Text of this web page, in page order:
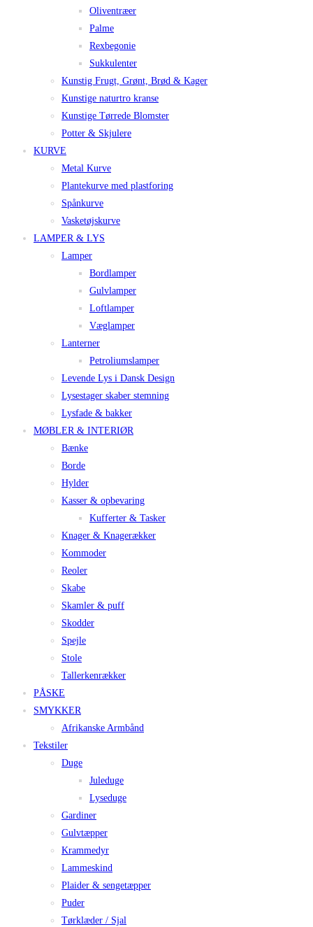
Oliventræer
Palme
Rexbegonie
Sukkulenter
Kunstig Frugt, Grønt, Brød & Kager
Kunstige naturtro kranse
Kunstige Tørrede Blomster
Potter & Skjulere
KURVE
Metal Kurve
Plantekurve med plastforing
Spånkurve
Vasketøjskurve
LAMPER & LYS
Lamper
Bordlamper
Gulvlamper
Loftlamper
Væglamper
Lanterner
Petroliumslamper
Levende Lys i Dansk Design
Lysestager skaber stemning
Lysfade & bakker
MØBLER & INTERIØR
Bænke
Borde
Hylder
Kasser & opbevaring
Kufferter & Tasker
Knager & Knagerækker
Kommoder
Reoler
Skabe
Skamler & puff
Skodder
Spejle
Stole
Tallerkenrækker
PÅSKE
SMYKKER
Afrikanske Armbånd
Tekstiler
Duge
Juleduge
Lyseduge
Gardiner
Gulvtæpper
Krammedyr
Lammeskind
Plaider & sengetæpper
Puder
Tørklæder / Sjal